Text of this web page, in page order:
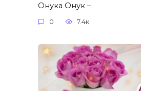
Онука Онук –
0 7.4к.